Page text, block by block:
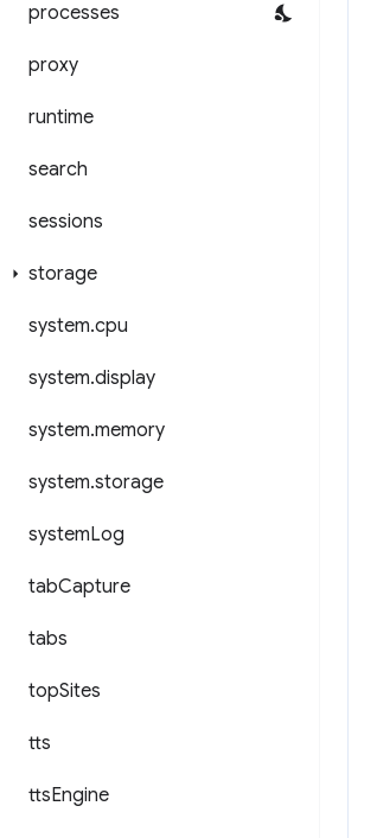
processes
proxy
runtime
search
sessions
storage
system.cpu
system.display
system.memory
system.storage
systemLog
tabCapture
tabs
topSites
tts
ttsEngine